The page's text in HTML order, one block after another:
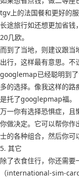
tgv上的法国餐和更好的
长途旅行如还想更加省钱
20几欧。
而到了当地，则建议跟当
出行，这样最有意思。不
googlemap已经聪明到
多的选择。像我这样的
是托了googlepmap福。
万一你有选择恐惧症，
你做决定。它可以帮你作
士的各种组合，然后你可
5. 其它
除了衣食住行，你还需
（international-sim-